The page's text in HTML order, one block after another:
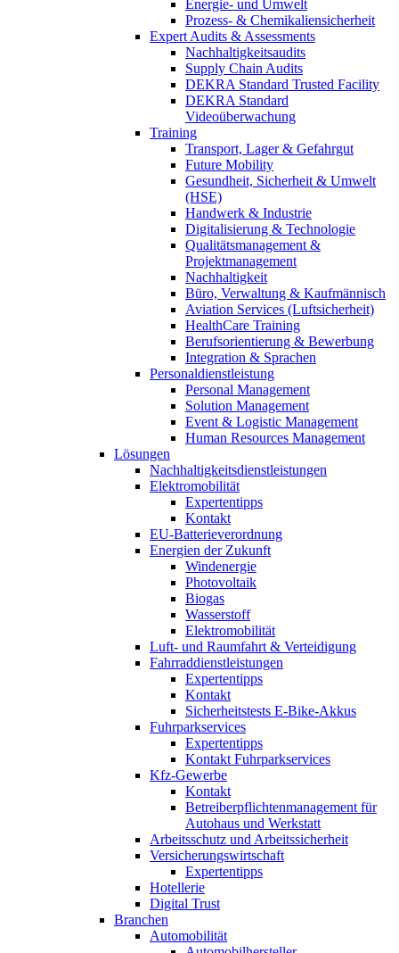
Energie- und Umwelt
Prozess- & Chemikaliensicherheit
Expert Audits & Assessments
Nachhaltigkeitsaudits
Supply Chain Audits
DEKRA Standard Trusted Facility
DEKRA Standard
Videoüberwachung
Training
Transport, Lager & Gefahrgut
Future Mobility
Gesundheit, Sicherheit & Umwelt
(HSE)
Handwerk & Industrie
Digitalisierung & Technologie
Qualitätsmanagement &
Projektmanagement
Nachhaltigkeit
Büro, Verwaltung & Kaufmännisch
Aviation Services (Luftsicherheit)
HealthCare Training
Berufsorientierung & Bewerbung
Integration & Sprachen
Personaldienstleistung
Personal Management
Solution Management
Event & Logistic Management
Human Resources Management
Lösungen
Nachhaltigkeitsdienstleistungen
Elektromobilität
Expertentipps
Kontakt
EU-Batterieverordnung
Energien der Zukunft
Windenergie
Photovoltaik
Biogas
Wasserstoff
Elektromobilität
Luft- und Raumfahrt & Verteidigung
Fahrraddienstleistungen
Expertentipps
Kontakt
Sicherheitstests E-Bike-Akkus
Fuhrparkservices
Expertentipps
Kontakt Fuhrparkservices
Kfz-Gewerbe
Kontakt
Betreiberpflichtenmanagement für
Autohaus und Werkstatt
Arbeitsschutz und Arbeitssicherheit
Versicherungswirtschaft
Expertentipps
Hotellerie
Digital Trust
Branchen
Automobilität